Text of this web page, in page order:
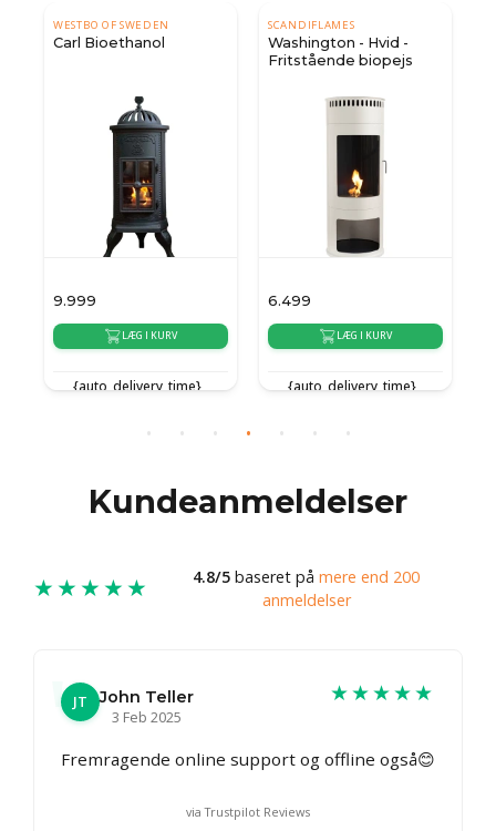
WESTBO OF SWEDEN
Carl Bioethanol
9.999
LÆG I KURV
{auto_delivery_time}
SCANDIFLAMES
Washington - Hvid -
Fritstående biopejs
6.499
LÆG I KURV
{auto_delivery_time}
Kundeanmeldelser
★★★★★ 4.8/5 baseret på mere end 200
anmeldelser
JT
John Teller
3 Feb 2025
★★★★★
Fremragende online support og offline også😊
via Trustpilot Reviews